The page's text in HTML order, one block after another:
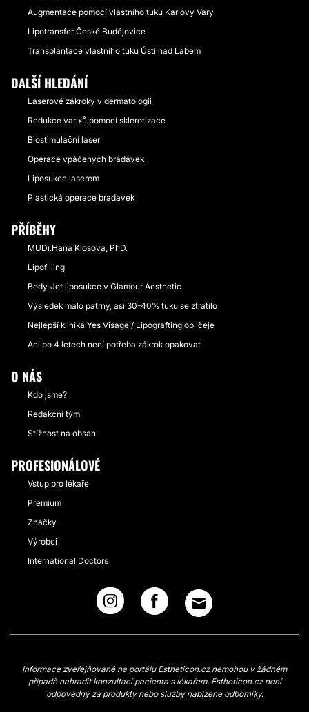
Augmentace pomocí vlastního tuku Karlovy Vary
Lipotransfer České Budějovice
Transplantace vlastního tuku Ústí nad Labem
DALŠÍ HLEDÁNÍ
Laserové zákroky v dermatologii
Redukce varixů pomocí sklerotizace
Biostimulační laser
Operace vpáčených bradavek
Liposukce laserem
Plastická operace bradavek
PŘÍBĚHY
MUDr.Hana Klosová, PhD.
Lipofilling
Body-Jet liposukce v Glamour Aesthetic
Výsledek málo patrný, asi 30-40% tuku se ztratilo
Nejlepší klinika Yes Visage / Lipografting obličeje
Ani po 4 letech není potřeba zákrok opakovat
O NÁS
Kdo jsme?
Redakční tým
Stížnost na obsah
PROFESIONÁLOVÉ
Vstup pro lékaře
Premium
Značky
Výrobci
International Doctors
Informace zveřejňované na portálu Estheticon.cz nemohou v žádném
případě nahradit konzultaci pacienta s lékařem. Estheticon.cz není
odpovědný za produkty nebo služby nabízené odborníky.